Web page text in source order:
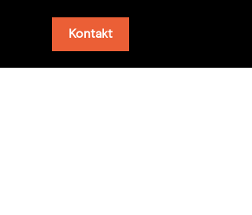
Kontakt